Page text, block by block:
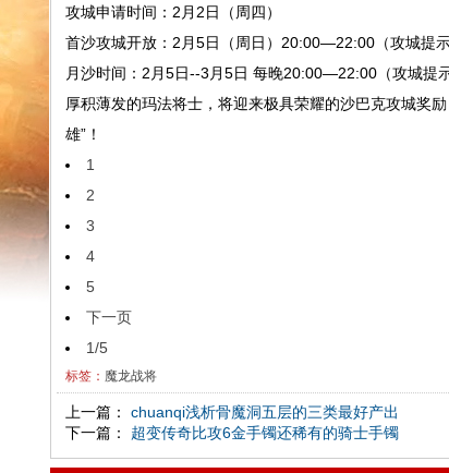
攻城申请时间：2月2日（周四）
首沙攻城开放：2月5日（周日）20:00—22:00（攻城提示
月沙时间：2月5日--3月5日 每晚20:00—22:00（攻城提
厚积薄发的玛法将士，将迎来极具荣耀的沙巴克攻城奖
雄”！
1
2
3
4
5
下一页
1/5
标签： 魔龙战将
上一篇： chuanqi浅析骨魔洞五层的三类最好产出
下一篇： 超变传奇比攻6金手镯还稀有的骑士手镯